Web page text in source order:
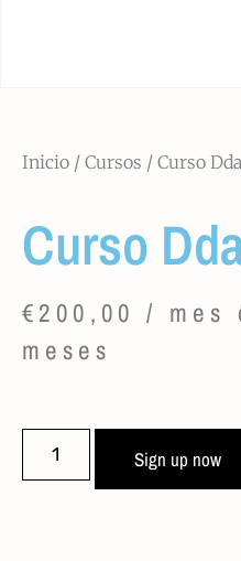
Inicio / Cursos / Curso
Curso
€200,00 / mes
meses
Sign up now